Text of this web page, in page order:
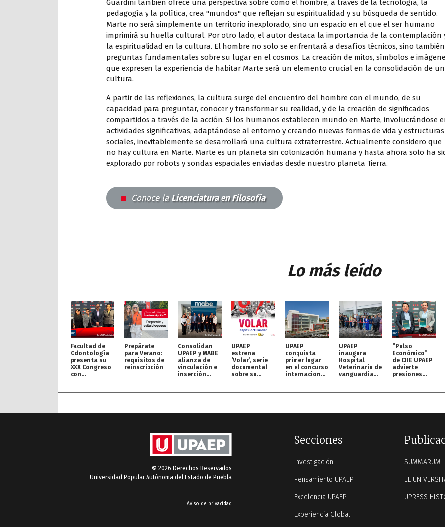
Guardini también ofrece una perspectiva sobre cómo el hombre, a través de la tecnología, la
pedagogía y la política, crea "mundos" que reflejan su espiritualidad y su búsqueda de sentido.
Marte no será simplemente un territorio inexplorado, sino un espacio en el que el ser humano
imprimirá su huella cultural. Por otro lado, el autor destaca la importancia de la contemplación
la espiritualidad en la cultura. El hombre no solo se enfrentará a desafíos técnicos, sino
preguntas fundamentales sobre su lugar en el cosmos. La creación de mitos, símbolos e
que expresen la experiencia de habitar Marte será un elemento crucial en la consolidación de
cultura.
A partir de las reflexiones, la cultura surge del encuentro del hombre con el mundo, de su
capacidad para preguntar, conocer y transformar su realidad, y de la creación de significados
compartidos a través de la acción. Si los humanos establecen mundo en Marte, involucrándose
actividades significativas, adaptándose al entorno y creando nuevas formas de vida y estructuras
sociales, inevitablemente se desarrollará una cultura extraterrestre. Actualmente considero que
no hay cultura en Marte. Marte es un planeta sin colonización humana y hasta ahora solo ha
explorado por robots y sondas espaciales enviadas desde nuestro planeta Tierra.
Conoce laLicenciatura en Filosofía
Lo más leído
Facultad de
Odontología
presenta su
XXX Congreso
con
Prepárate
para Verano:
requisitos de
reinscripción
Consolidan
UPAEP y MABE
alianza de
vinculación e
inserción
UPAEP
estrena
‘Volar’, serie
documental
sobre su
UPAEP
conquista
primer lugar
en el concurso
internacional
UPAEP
inaugura
Hospital
Veterinario de
vanguardia
“Pulso
Económico”
de CIIE UPAEP
advierte
presiones
México
© 2026 Derechos Reservados
Universidad Popular Autónoma del Estado de Puebla
Aviso de privacidad
Secciones
Investigación
Pensamiento UPAEP
Excelencia UPAEP
Experiencia Global
SUMMARUM
EL
UPRESS